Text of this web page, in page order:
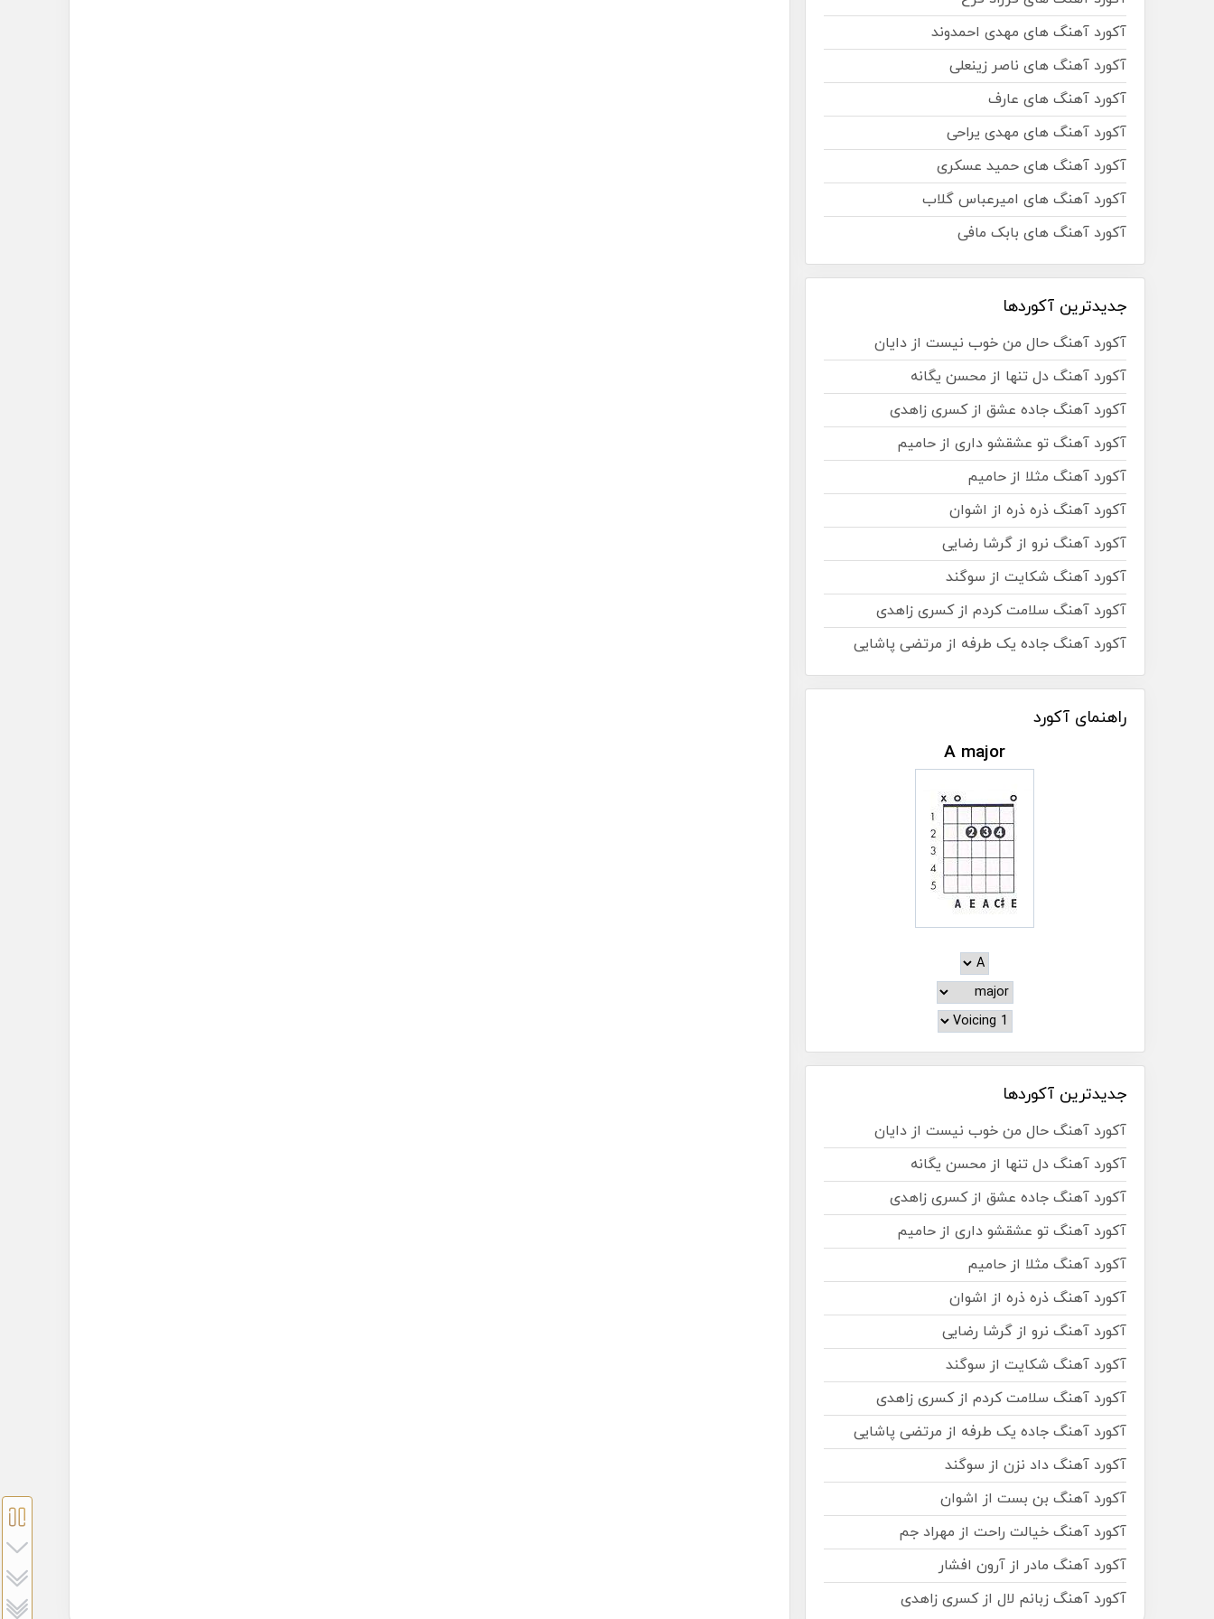
آکورد آهنگ های مهدی احمدوند
آکورد آهنگ های ناصر زینعلی
آکورد آهنگ های عارف
آکورد آهنگ های مهدی یراحی
آکورد آهنگ های حمید عسکری
آکورد آهنگ های امیرعباس گلاب
آکورد آهنگ های بابک مافی
جدیدترین آکوردها
آکورد آهنگ حال من خوب نیست از دایان
آکورد آهنگ دل تنها از محسن یگانه
آکورد آهنگ جاده عشق از کسری زاهدی
آکورد آهنگ تو عشقشو داری از حامیم
آکورد آهنگ مثلا از حامیم
آکورد آهنگ ذره ذره از اشوان
آکورد آهنگ نرو از گرشا رضایی
آکورد آهنگ شکایت از سوگند
آکورد آهنگ سلامت کردم از کسری زاهدی
آکورد آهنگ جاده یک طرفه از مرتضی پاشایی
راهنمای آکورد
A major
جدیدترین آکوردها
آکورد آهنگ حال من خوب نیست از دایان
آکورد آهنگ دل تنها از محسن یگانه
آکورد آهنگ جاده عشق از کسری زاهدی
آکورد آهنگ تو عشقشو داری از حامیم
آکورد آهنگ مثلا از حامیم
آکورد آهنگ ذره ذره از اشوان
آکورد آهنگ نرو از گرشا رضایی
آکورد آهنگ شکایت از سوگند
آکورد آهنگ سلامت کردم از کسری زاهدی
آکورد آهنگ جاده یک طرفه از مرتضی پاشایی
آکورد آهنگ داد نزن از سوگند
آکورد آهنگ بن بست از اشوان
آکورد آهنگ خیالت راحت از مهراد جم
آکورد آهنگ مادر از آرون افشار
آکورد آهنگ زبانم لال از کسری زاهدی